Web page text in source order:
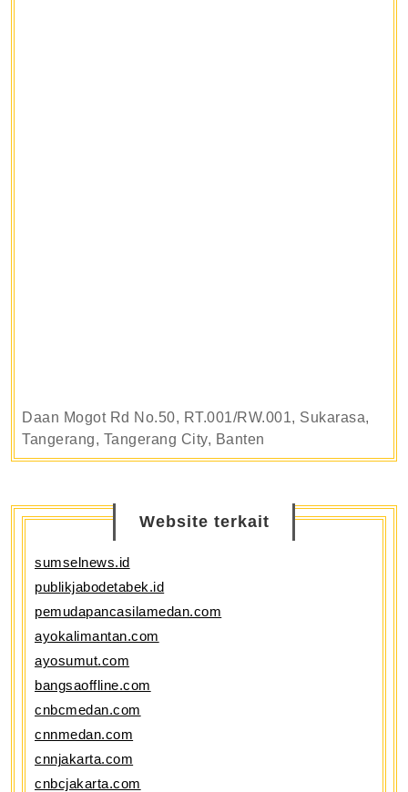
Daan Mogot Rd No.50, RT.001/RW.001, Sukarasa,
Tangerang, Tangerang City, Banten
Website terkait
sumselnews.id
publikjabodetabek.id
pemudapancasilamedan.com
ayokalimantan.com
ayosumut.com
bangsaoffline.com
cnbcmedan.com
cnnmedan.com
cnnjakarta.com
cnbcjakarta.com